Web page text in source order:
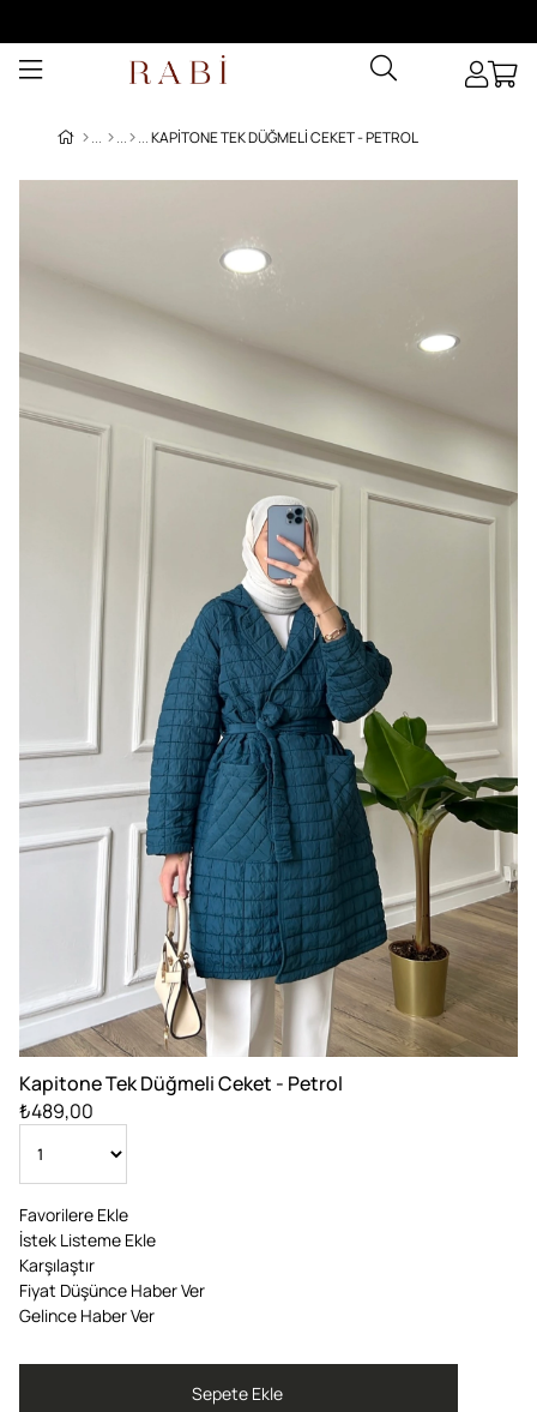
KAPITONE TEK DÜĞMELI CEKET - PETROL
Kapitone Tek Düğmeli Ceket - Petrol
₺489,00
Favorilere Ekle
İstek Listeme Ekle
Karşılaştır
Fiyat Düşünce Haber Ver
Gelince Haber Ver